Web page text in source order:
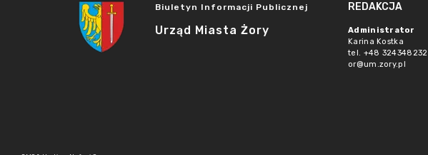
Biuletyn Informacji Publicznej
Urząd Miasta Żory
REDAKCJA
Administrator
Karina Kostka
tel. +48 324348232
or@um.zory.pl